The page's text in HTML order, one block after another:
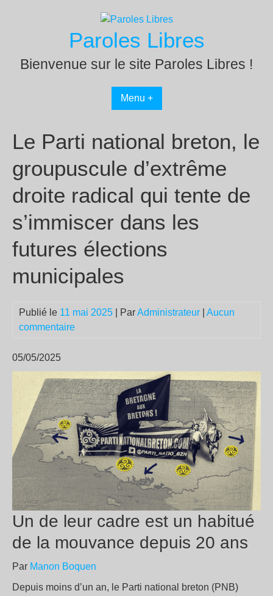
Paroles Libres
Bienvenue sur le site Paroles Libres !
Menu +
Le Parti national breton, le
groupuscule d’extrême
droite radical qui tente de
s’immiscer dans les
futures élections
municipales
Publié le 11 mai 2025 | ParAdministrateur
Aucun
commentaire
05/05/2025
Un de leur cadre est un habitué
de la mouvance depuis 20 ans
Par Manon Boquen
Depuis moins d’un an, le Parti national breton (PNB)